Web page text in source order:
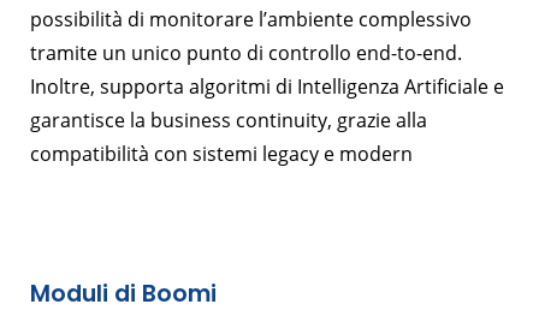
possibilità di monitorare l’ambiente complessivo
tramite un unico punto di controllo end-to-end.
Inoltre, supporta algoritmi di Intelligenza Artificiale e
garantisce la business continuity, grazie alla
compatibilità con sistemi legacy e modern
Moduli di Boomi